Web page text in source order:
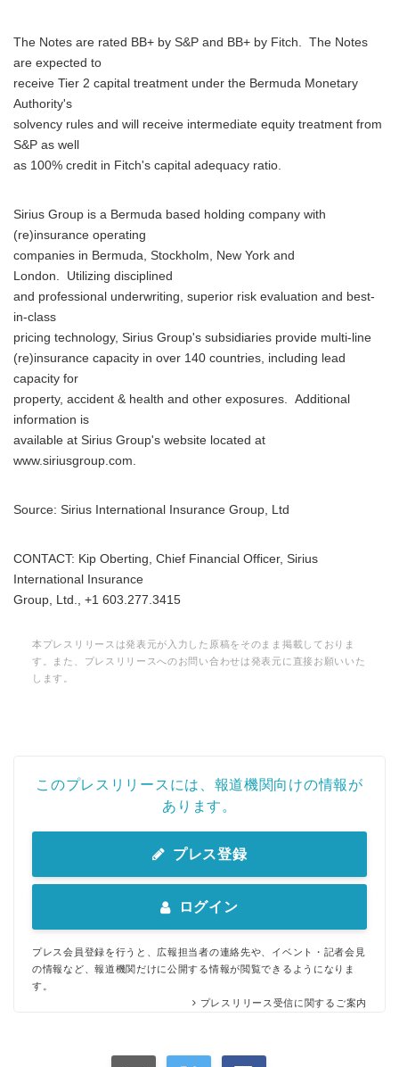
The Notes are rated BB+ by S&P and BB+ by Fitch. The Notes
are expected to
receive Tier 2 capital treatment under the Bermuda Monetary
Authority's
solvency rules and will receive intermediate equity treatment from
S&P as well
as 100% credit in Fitch's capital adequacy ratio.
Sirius Group is a Bermuda based holding company with
(re)insurance operating
companies in Bermuda, Stockholm, New York and
London. Utilizing disciplined
and professional underwriting, superior risk evaluation and best-
in-class
pricing technology, Sirius Group's subsidiaries provide multi-line
(re)insurance capacity in over 140 countries, including lead
capacity for
property, accident & health and other exposures. Additional
information is
available at Sirius Group's website located at
www.siriusgroup.com.
Source: Sirius International Insurance Group, Ltd
CONTACT: Kip Oberting, Chief Financial Officer, Sirius
International Insurance
Group, Ltd., +1 603.277.3415
本プレスリリースは発表元が入力した原稿をそのまま掲載しておりま
す。また、プレスリリースへのお問い合わせは発表元に直接お願いいた
します。
このプレスリリースには、報道機関向けの情報が
あります。
プレス登録
ログイン
プレス会員登録を行うと、広報担当者の連絡先や、イベント・記者会見
の情報など、報道機関だけに公開する情報が閲覧できるようになりま
す。
プレスリリース受信に関するご案内